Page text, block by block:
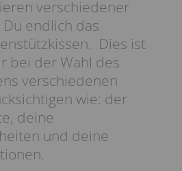
verschiedener
endlich das
Dies ist
bei der Wahl des
verschiedenen
wie: der
deine
und deine